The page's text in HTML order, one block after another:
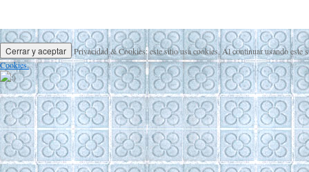
Privacidad & Cookies: este sitio usa cookies. Al continuar usando este
Cookies.